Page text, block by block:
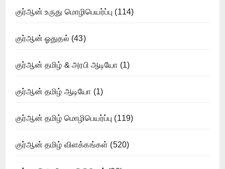
குர்ஆன் உருது மொழிபெயர்ப்பு (114)
குர்ஆன் ஓதுதல் (43)
குர்ஆன் தமிழ் & அரபி ஆடியோ (1)
குர்ஆன் தமிழ் ஆடியோ (1)
குர்ஆன் தமிழ் மொழிபெயர்ப்பு (119)
குர்ஆன் தமிழ் விளக்கங்கள் (520)